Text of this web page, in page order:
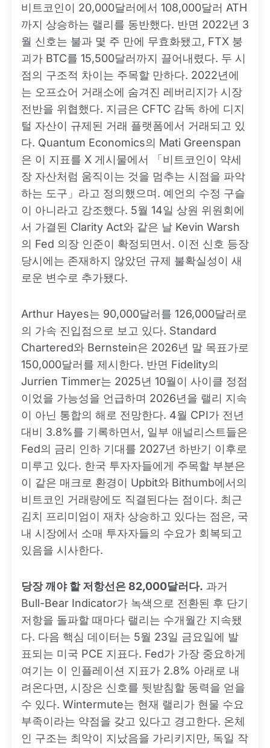
비트코인이 20,000달러에서 108,000달러 ATH
까지 상승하는 랠리를 동반했다. 반면 2022년 3
월 신호는 불과 몇 주 만에 무효화됐고, FTX 붕
괴가 BTC를 15,500달러까지 끌어내렸다. 두 시
점의 구조적 차이는 주목할 만하다. 2022년에
는 오프쇼어 거래소에 숨겨진 레버리지가 시장
전반을 위협했다. 지금은 CFTC 감독 하에 디지
털 자산이 규제된 거래 플랫폼에서 거래되고 있
다. Quantum Economics의 Mati Greenspan
은 이 지표를 X 게시물에서 「비트코인이 약세
장 자산처럼 움직이는 것을 멈추는 시점을 파악
하는 도구」라고 정의했으며. 예언의 수정 구슬
이 아니라고 강조했다. 5월 14일 상원 위원회에
서 가결된 Clarity Act와 같은 날 Kevin Warsh
의 Fed 의장 인준이 확정되면서. 이전 신호 등장
당시에는 존재하지 않았던 규제 불확실성이 새
로운 변수로 추가됐다.
Arthur Hayes는 90,000달러를 126,000달러로
의 가속 진입점으로 보고 있다. Standard
Chartered와 Bernstein은 2026년 말 목표가로
150,000달러를 제시한다. 반면 Fidelity의
Jurrien Timmer는 2025년 10월이 사이클 정점
이었을 가능성을 언급하며 2026년을 랠리 지속
이 아닌 통합의 해로 전망한다. 4월 CPI가 전년
대비 3.8%를 기록하면서, 일부 애널리스트들은
Fed의 금리 인하 기대를 2027년 하반기 이후로
미루고 있다. 한국 투자자들에게 주목할 부분은
이 같은 매크로 환경이 Upbit와 Bithumb에서의
비트코인 거래량에도 직결된다는 점이다. 최근
김치 프리미엄이 재차 상승하고 있다는 점은, 국
내 시장에서 소매 투자자들의 수요가 회복되고
있음을 시사한다.
당장 깨야 할 저항선은 82,000달러다. 과거
Bull-Bear Indicator가 녹색으로 전환된 후 단기
저항을 돌파할 때마다 랠리는 수개월간 지속됐
다. 다음 핵심 데이터는 5월 23일 금요일에 발
표되는 미국 PCE 지표다. Fed가 가장 중요하게
여기는 이 인플레이션 지표가 2.8% 아래로 내
려온다면, 시장은 신호를 뒷받침할 동력을 얻을
수 있다. Wintermute는 현재 랠리가 현물 수요
부족이라는 약점을 갖고 있다고 경고한다. 온체
인 구조는 최악이 지났음을 가리키지만, 독일 작